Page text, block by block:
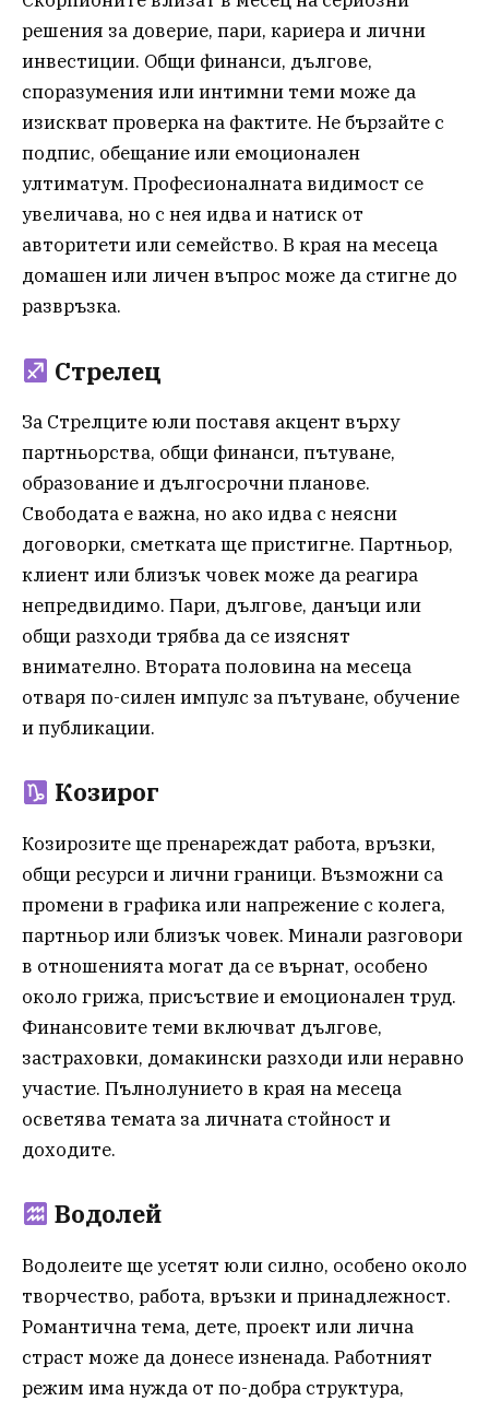
решения за доверие, пари, кариера и лични
инвестиции. Общи финанси, дългове,
споразумения или интимни теми може да
изискват проверка на фактите. Не бързайте с
подпис, обещание или емоционален
ултиматум. Професионалната видимост се
увеличава, но с нея идва и натиск от
авторитети или семейство. В края на месеца
домашен или личен въпрос може да стигне до
развръзка.
Стрелец
За Стрелците юли поставя акцент върху
партньорства, общи финанси, пътуване,
образование и дългосрочни планове.
Свободата е важна, но ако идва с неясни
договорки, сметката ще пристигне. Партньор,
клиент или близък човек може да реагира
непредвидимо. Пари, дългове, данъци или
общи разходи трябва да се изяснят
внимателно. Втората половина на месеца
отваря по-силен импулс за пътуване, обучение
и публикации.
Козирог
Козирозите ще пренареждат работа, връзки,
общи ресурси и лични граници. Възможни са
промени в графика или напрежение с колега,
партньор или близък човек. Минали разговори
в отношенията могат да се върнат, особено
около грижа, присъствие и емоционален труд.
Финансовите теми включват дългове,
застраховки, домакински разходи или неравно
участие. Пълнолунието в края на месеца
осветява темата за личната стойност и
доходите.
Водолей
Водолеите ще усетят юли силно, особено около
творчество, работа, връзки и принадлежност.
Романтична тема, дете, проект или лична
страст може да донесе изненада. Работният
режим има нужда от по-добра структура,